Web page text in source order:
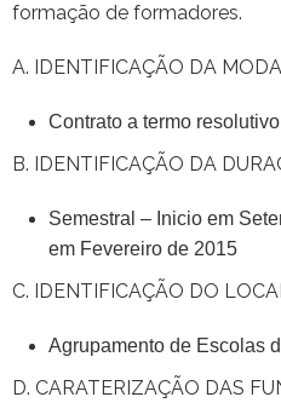
formação de formadores.
A. IDENTIFICAÇÃO DA
Contrato a termo
B. IDENTIFICAÇÃO DA
Semestral – Inicio em
em Fevereiro de 2015
C. IDENTIFICAÇÃO DO
Agrupamento de Escolas
D. CARATERIZAÇÃO DAS